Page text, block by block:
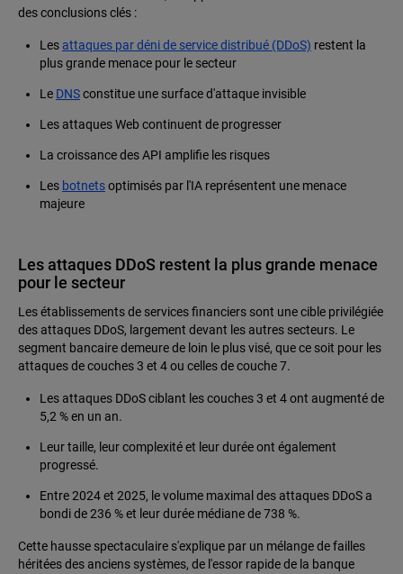
des conclusions clés :
Lesattaques par déni de service distribué (DDoS) restent la
plus grande menace pour le secteur
Le DNSconstitue une surface d'attaque invisible
Les attaques Web continuent de progresser
La croissance des API amplifie les risques
Les botnetsoptimisés par l'IA représentent une menace
majeure
Les attaques DDoS restent la plus grande menace
pour le secteur
Les établissements de services financiers sont une cible privilégiée
des attaques DDoS, largement devant les autres secteurs. Le
segment bancaire demeure de loin le plus visé, que ce soit pour les
attaques de couches 3 et 4 ou celles de couche 7.
Les attaques DDoS ciblant les couches 3 et 4 ont augmenté de
5,2 % en un an.
Leur taille, leur complexité et leur durée ont également
progressé.
Entre 2024 et 2025, le volume maximal des attaques DDoS a
bondi de 236 % et leur durée médiane de 738 %.
Cette hausse spectaculaire s'explique par un mélange de failles
héritées des anciens systèmes, de l'essor rapide de la banque